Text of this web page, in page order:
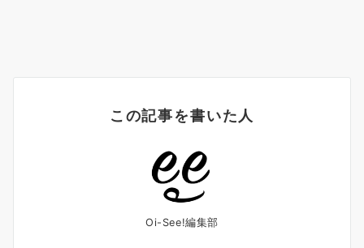
この記事を書いた人
Oi-See!編集部